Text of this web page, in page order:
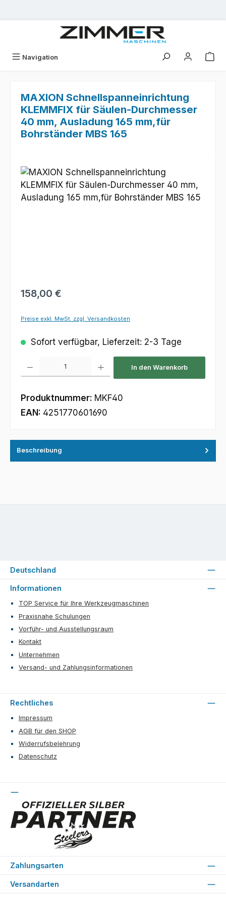
Navigation
MAXION Schnellspanneinrichtung
KLEMMFIX für Säulen-Durchmesser
40 mm, Ausladung 165 mm,für
Bohrständer MBS 165
Bildergalerie überspringen
Regulärer Preis:
158,00 €
Preise exkl. MwSt. zzgl. Versandkosten
Sofort verfügbar, Lieferzeit: 2-3 Tage
In den Warenkorb
Produktnummer: MKF40
EAN: 4251770601690
Beschreibung
Informationen
TOP Service für Ihre Werkzeugmaschinen
Praxisnahe Schulungen
Vorführ- und Ausstellungsraum
Kontakt
Unternehmen
Versand- und Zahlungsinformationen
Rechtliches
Impressum
AGB für den SHOP
Widerrufsbelehrung
Datenschutz
Zahlungsarten
Versandarten
Deutschland